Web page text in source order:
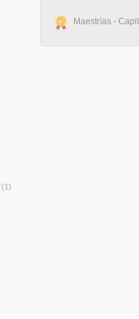
(1)
Maestrías -